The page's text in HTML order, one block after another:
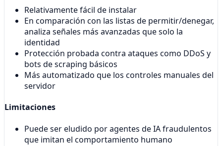
Relativamente fácil de instalar
En comparación con las listas de permitir/denegar,
analiza señales más avanzadas que solo la
identidad
Protección probada contra ataques como DDoS y
bots de scraping básicos
Más automatizado que los controles manuales del
servidor
Limitaciones
Puede ser eludido por agentes de IA fraudulentos
que imitan el comportamiento humano